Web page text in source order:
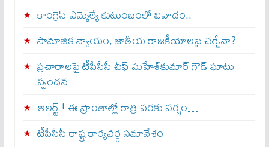
కాంగ్రెస్ ఎమ్మెల్యే కుటుంబంలో వివాదం..
సామాజిక న్యాయం, జాతీయ రాజకీయాలపై చర్చేనా?
ప్రచారాలపై టీపీసీసీ చీఫ్ మహేశ్‌కుమార్ గౌడ్ ఘాటు
స్పందన
అల‌ర్ట్ ! ఈ ప్రాంతాల్లో రాత్రి వరకు వర్షం…
టీపీసీసీ రాష్ట్ర కార్యవర్గ సమావేశం